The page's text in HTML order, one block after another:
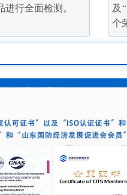
进行全面检测。
及
个